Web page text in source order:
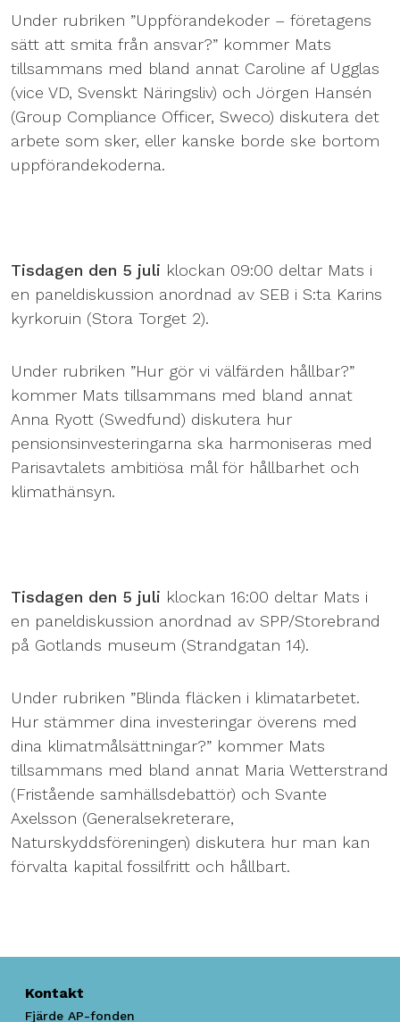
Under rubriken ”Uppförandekoder – företagens
sätt att smita från ansvar?” kommer Mats
tillsammans med bland annat Caroline af Ugglas
(vice VD, Svenskt Näringsliv) och Jörgen Hansén
(Group Compliance Officer, Sweco) diskutera det
arbete som sker, eller kanske borde ske bortom
uppförandekoderna.
Tisdagen den 5 juli klockan 09:00 deltar Mats i
en paneldiskussion anordnad av SEB i S:ta Karins
kyrkoruin (Stora Torget 2).
Under rubriken ”Hur gör vi välfärden hållbar?”
kommer Mats tillsammans med bland annat
Anna Ryott (Swedfund) diskutera hur
pensionsinvesteringarna ska harmoniseras med
Parisavtalets ambitiösa mål för hållbarhet och
klimathänsyn.
Tisdagen den 5 juli klockan 16:00 deltar Mats i
en paneldiskussion anordnad av SPP/Storebrand
på Gotlands museum (Strandgatan 14).
Under rubriken ”Blinda fläcken i klimatarbetet.
Hur stämmer dina investeringar överens med
dina klimatmålsättningar?” kommer Mats
tillsammans med bland annat Maria Wetterstrand
(Fristående samhällsdebattör) och Svante
Axelsson (Generalsekreterare,
Naturskyddsföreningen) diskutera hur man kan
förvalta kapital fossilfritt och hållbart.
Kontakt
Fjärde AP-fonden